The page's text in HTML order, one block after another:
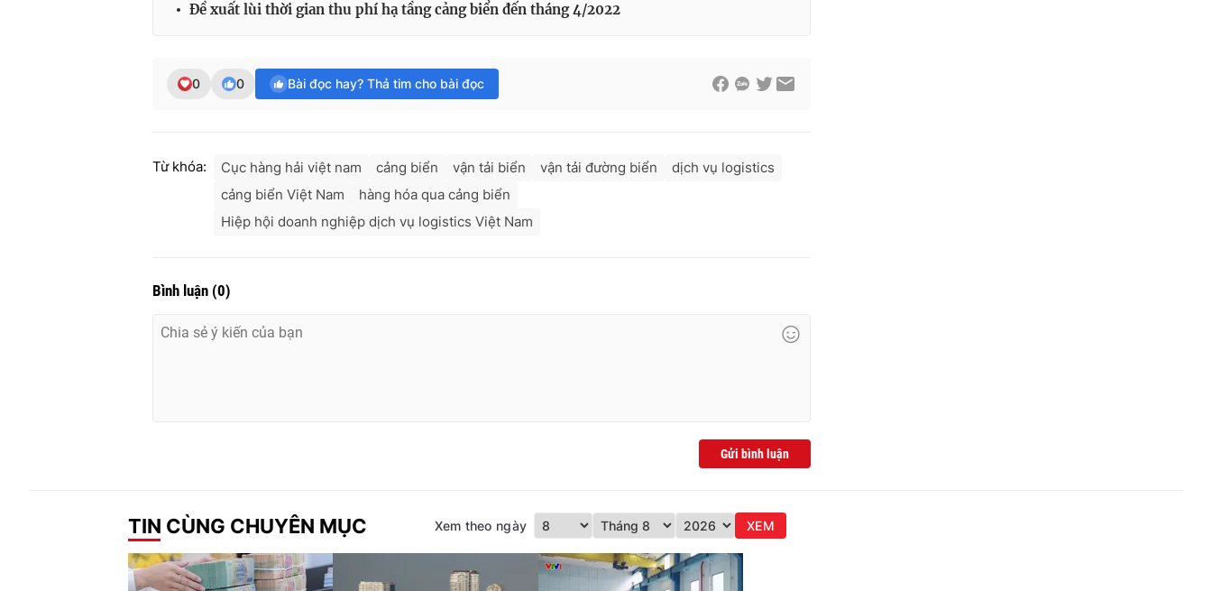
Đề xuất lùi thời gian thu phí hạ tầng cảng biển đến tháng 4/2022
0 0 Bài đọc hay? Thả tim cho bài đọc
Từ khóa: Cục hàng hải việt nam cảng biển vận tải biển vận tải đường biển
dịch vụ logistics
cảng biển Việt Nam
hàng hóa qua cảng biển
Hiệp hội doanh nghiệp dịch vụ logistics Việt Nam
Bình luận (0)
Gửi bình luận
TIN CÙNG CHUYÊN MỤC Xem theo ngày XEM